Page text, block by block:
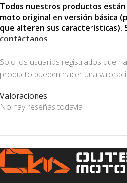
Todos nuestros productos
moto original en versión básica
que alteren sus características).
contáctanos.
Valoraciones
No hay reseñas todavía
Solo los usuarios registrados que
producto pueden hacer una